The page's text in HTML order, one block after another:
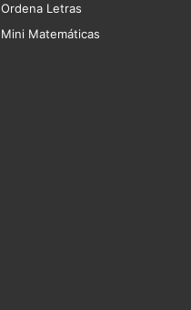
Ordena Letras
Mini Matemáticas